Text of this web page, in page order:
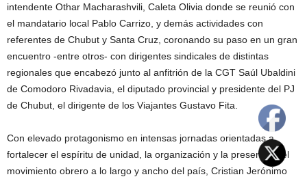
intendente Othar Macharashvili, Caleta Olivia donde se reunió con
el mandatario local Pablo Carrizo, y demás actividades con
referentes de Chubut y Santa Cruz, coronando su paso en un gran
encuentro -entre otros- con dirigentes sindicales de distintas
regionales que encabezó junto al anfitrión de la CGT Saúl Ubaldini
de Comodoro Rivadavia, el diputado provincial y presidente del PJ
de Chubut, el dirigente de los Viajantes Gustavo Fita.
Con elevado protagonismo en intensas jornadas orientadas a
fortalecer el espíritu de unidad, la organización y la presencia del
movimiento obrero a lo largo y ancho del país, Cristian Jerónimo